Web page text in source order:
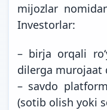
mijozlar
Investorlar:
– birja orqali
dilerga murojaat
– savdo
(sotib olish yoki